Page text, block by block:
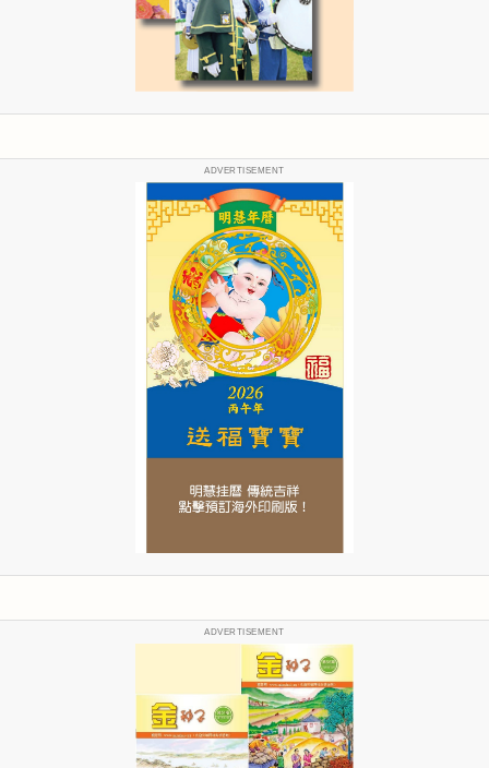
ADVERTISEMENT
ADVERTISEMENT